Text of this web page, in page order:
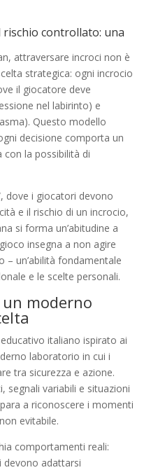
rischio controllato: una
attraversare incroci non è
strategica: ogni incrocio
il giocatore deve
nel labirinto) e
Questo modello
decisione comporta un
la possibilità di
dove i giocatori devono
e il rischio di un incrocio,
si forma un’abitudine a
insegna a non agire
– un’abilità fondamentale
e le scelte personali.
un moderno
italiano ispirato ai
laboratorio in cui i
tra sicurezza e azione.
segnali variabili e situazioni
a riconoscere i momenti
evitabile.
comportamenti reali:
devono adattarsi